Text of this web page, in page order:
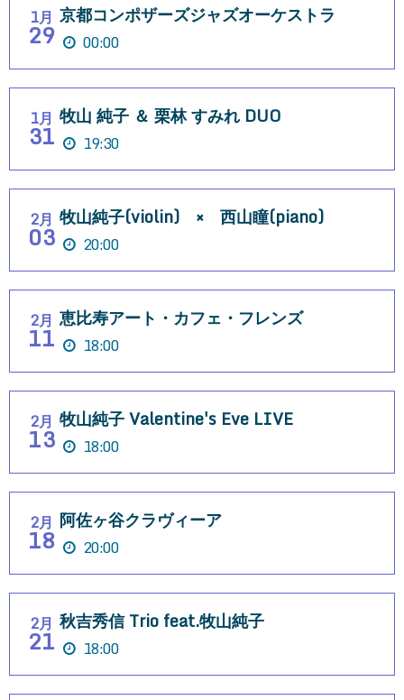
1月
29
京都コンポザーズジャズオーケストラ
00:00
1月
31
牧山 純子 ＆ 栗林 すみれ DUO
19:30
2月
03
牧山純子(violin) × 西山瞳(piano)
20:00
2月
11
恵比寿アート・カフェ・フレンズ
18:00
2月
13
牧山純子 Valentine's Eve LIVE
18:00
2月
18
阿佐ヶ谷クラヴィーア
20:00
2月
21
秋吉秀信 Trio feat.牧山純子
18:00